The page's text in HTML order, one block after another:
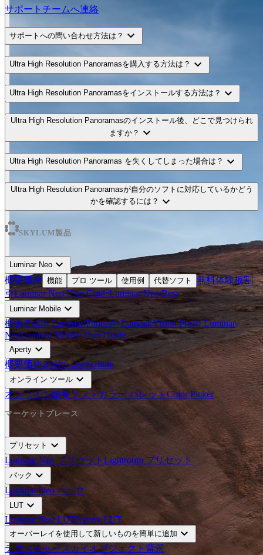
サポートチームへ連絡
サポートへの問い合わせ方法は？ expand_more
Ultra High Resolution Panoramasを購入する方法は？ expand_more
Ultra High Resolution Panoramasをインストールする方法は？ expand_more
Ultra High Resolution Panoramasのインストール後、どこで見つけられ
ますか？ expand_more
Ultra High Resolution Panoramas を失くしてしまった場合は？ expand_more
Ultra High Resolution Panoramasが自分のソフトに対応しているかどう
かを確認するには？ expand_more
SKYLUM製品
Luminar Neo expand_more
概要価格 機能 プロ ツール 使用例 代替ソフト 無料体験板割
引 Luminar Neo User GuideLuminar Neo Beta
Luminar Mobile expand_more
概要iPad用 LuminariPhone用 LuminarVision Pro用 Luminar
NeoLuminar Mobile User Guide
Aperty expand_more
概要価格Aperty User Guide
オンライン ツール expand_more
オンライン編集ソフト カラー パレット Color Picker
マーケットプレース
プリセット expand_more
Luminar Neo プリセット Lightroom プリセット
パック expand_more
Luminar Neo パック
LUT expand_more
Luminar Neo LUTAperty LUT
オーバーレイを使用して新しいものを簡単に追加 expand_more
テクスチャースカイオブジェクト 背景